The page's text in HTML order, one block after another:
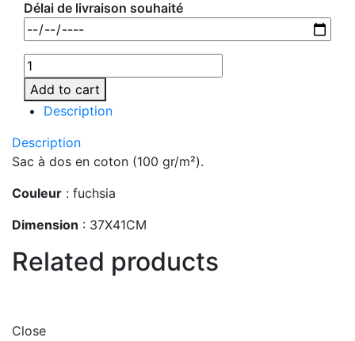
Délai de livraison souhaité
MO8484-
38
quantity
Add to cart
Description
Description
Sac à dos en coton (100 gr/m²).
Couleur : fuchsia
Dimension : 37X41CM
Related products
Close